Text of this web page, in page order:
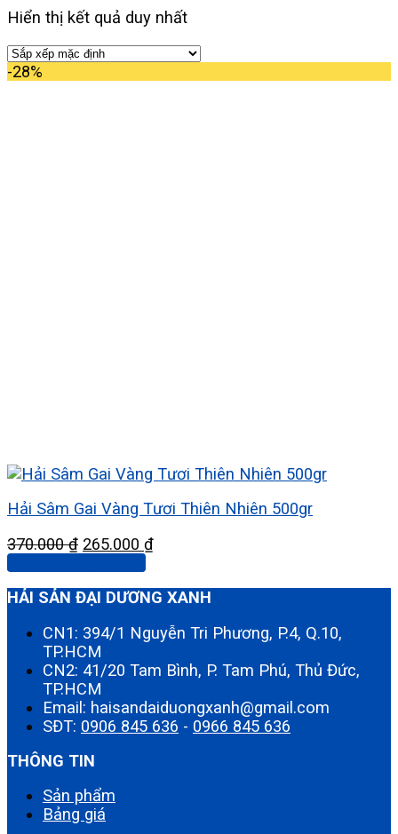
Hiển thị kết quả duy nhất
-28%
Hải Sâm Gai Vàng Tươi Thiên Nhiên 500gr
370.000₫ Giá
370.000 ₫.
265.000 ₫Giá
là:
Thêm vào giỏ hàng
HẢI SẢN ĐẠI DƯƠNG XANH
CN1: 394/1 Nguyễn Tri Phương, P.4, Q.10,
TP.HCM
CN2: 41/20 Tam Bình, P. Tam Phú, Thủ Đức,
TP.HCM
Email: haisandaiduongxanh@gmail.com
SĐT: 0906 845 636 - 0966 845 636
THÔNG TIN
Sản phẩm
Bảng giá